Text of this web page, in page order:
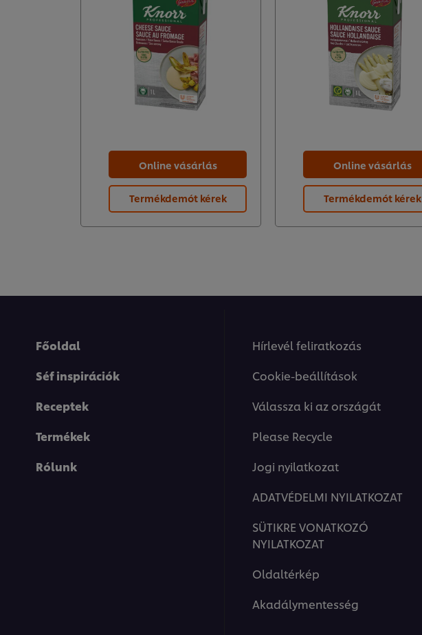
Online vásárlás
Termékdemót kérek
Online vásárlás
Termékdemót kérek
Főoldal
Séf inspirációk
Receptek
Termékek
Rólunk
Hírlevél feliratkozás
Cookie-beállítások
Válassza ki az országát
Please Recycle
Jogi nyilatkozat
ADATVÉDELMI NYILATKOZAT
SÜTIKRE VONATKOZÓ
NYILATKOZAT
Oldaltérkép
Akadálymentesség